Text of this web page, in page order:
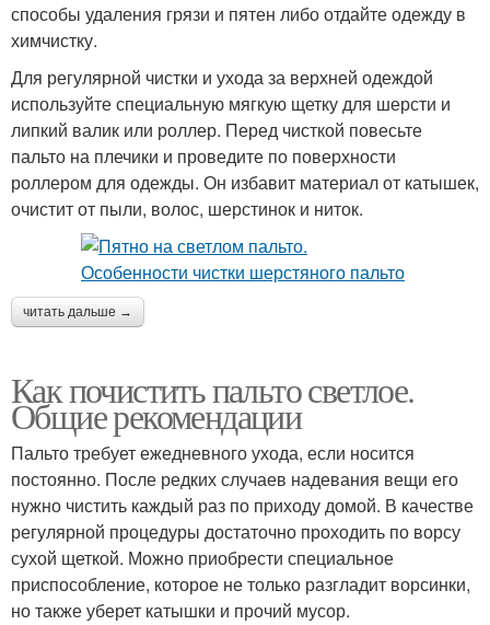
способы удаления грязи и пятен либо отдайте одежду в
химчистку.
Для регулярной чистки и ухода за верхней одеждой
используйте специальную мягкую щетку для шерсти и
липкий валик или роллер. Перед чисткой повесьте
пальто на плечики и проведите по поверхности
роллером для одежды. Он избавит материал от катышек,
очистит от пыли, волос, шерстинок и ниток.
читать дальше →
Как почистить пальто светлое.
Общие рекомендации
Пальто требует ежедневного ухода, если носится
постоянно. После редких случаев надевания вещи его
нужно чистить каждый раз по приходу домой. В качестве
регулярной процедуры достаточно проходить по ворсу
сухой щеткой. Можно приобрести специальное
приспособление, которое не только разгладит ворсинки,
но также уберет катышки и прочий мусор.